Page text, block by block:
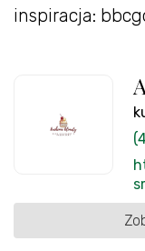
inspiracja: